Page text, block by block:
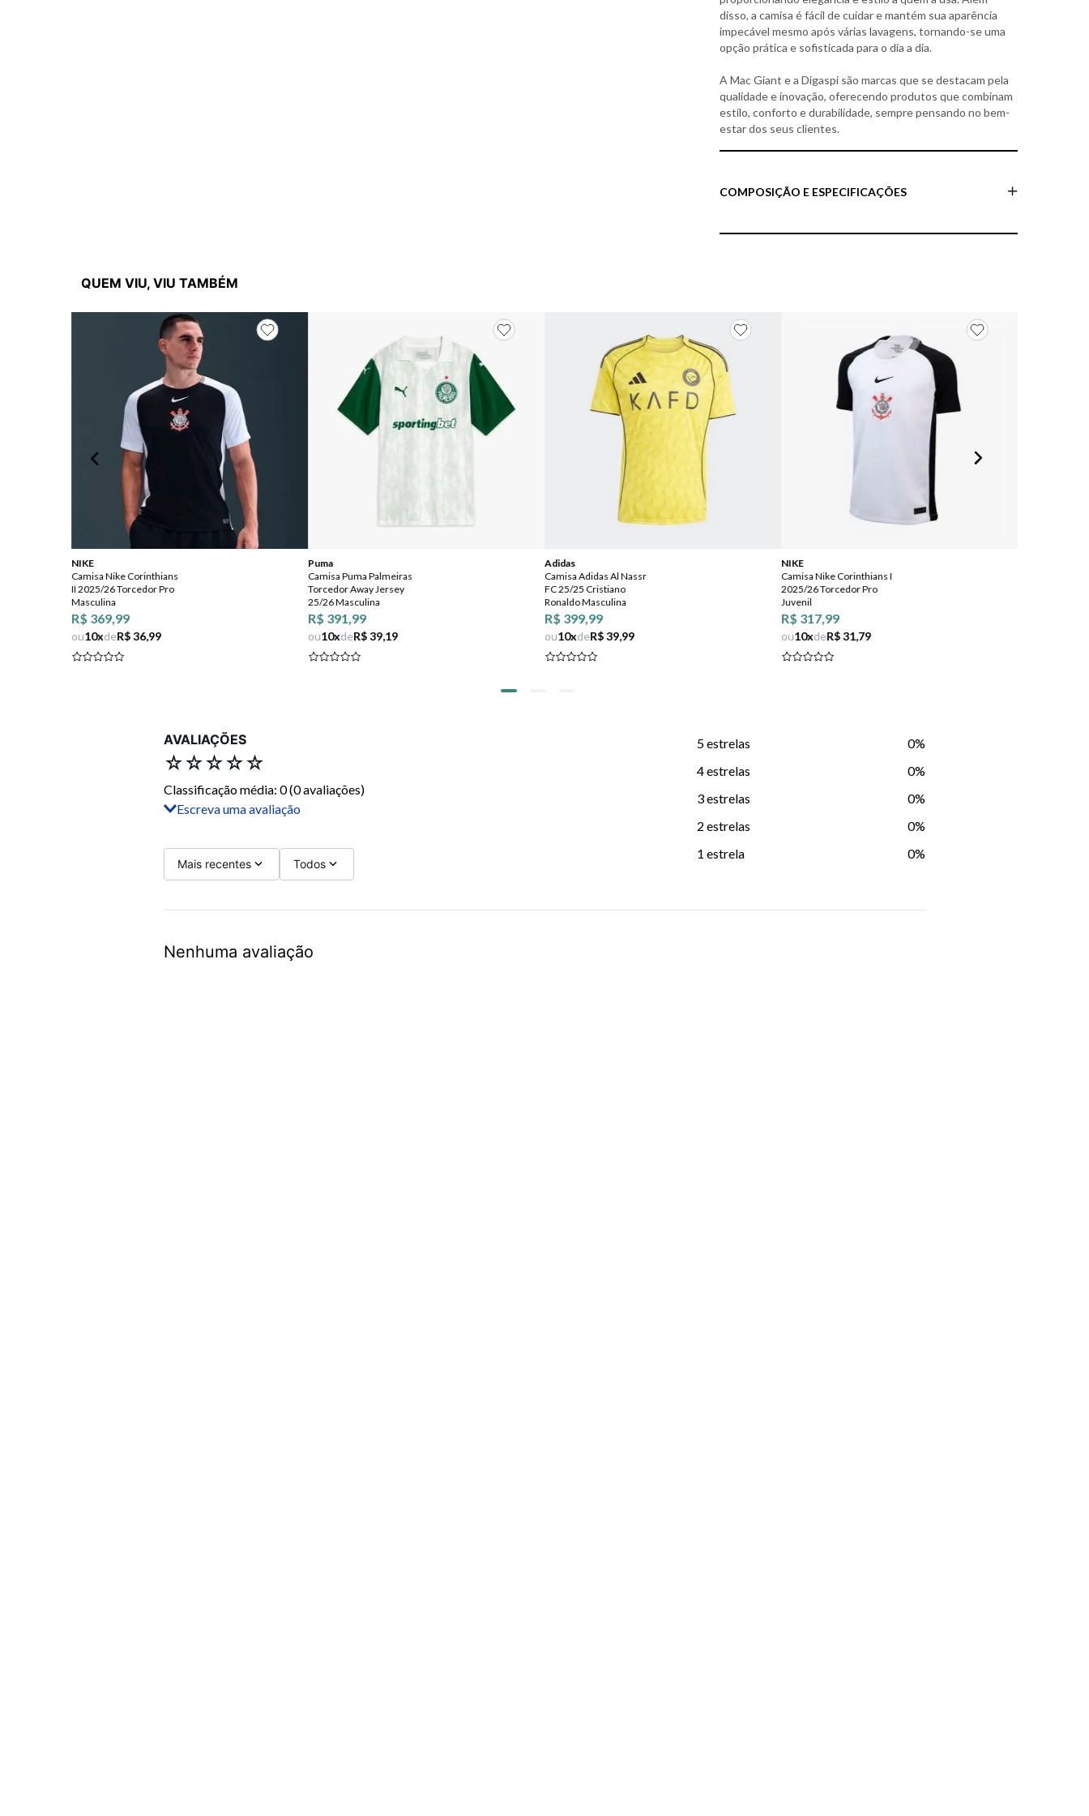
disso, a camisa é fácil de cuidar e mantém sua aparência
impecável mesmo após várias lavagens, tornando-se uma
opção prática e sofisticada para o dia a dia.
A Mac Giant e a Digaspi são marcas que se destacam pela
qualidade e inovação, oferecendo produtos que combinam
estilo, conforto e durabilidade, sempre pensando no bem-
estar dos seus clientes.
COMPOSIÇÃO E ESPECIFICAÇÕES
QUEM VIU, VIU TAMBÉM
NIKE
Camisa Nike Corinthians
II 2025/26 Torcedor Pro
Masculina
R$ 369,99
ou10xdeR$ 36,99
Puma
Camisa Puma Palmeiras
Torcedor Away Jersey
25/26 Masculina
R$ 391,99
ou10xdeR$ 39,19
Adidas
Camisa Adidas Al Nassr
FC 25/25 Cristiano
Ronaldo Masculina
R$ 399,99
ou10xdeR$ 39,99
NIKE
Camisa Nike Corinthians I
2025/26 Torcedor Pro
Juvenil
R$ 317,99
ou10xdeR$ 31,79
AVALIAÇÕES
☆☆☆☆☆
Classificação média: 0(0 avaliações)
5 estrelas
0%
4 estrelas
0%
3 estrelas
0%
2 estrelas
0%
1 estrela
0%
Escreva uma avaliação
Título
Avalie o produto de 1 a 5 estrelas
Seu nome
Mais recentes Todos
Nenhuma avaliação